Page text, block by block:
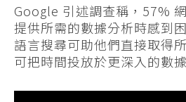
Google 引述調查稱，57%
提供所需的數據分析時感到
語言搜尋可助他們直接取得
可把時間投放於更深入的數